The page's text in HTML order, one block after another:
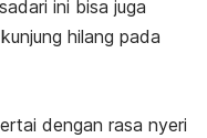
ini bisa juga
hilang pada
dengan rasa nyeri